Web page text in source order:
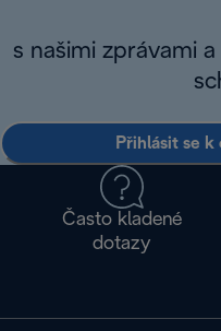
s našimi zprávami
Přihlásit se
Často kladené
dotazy